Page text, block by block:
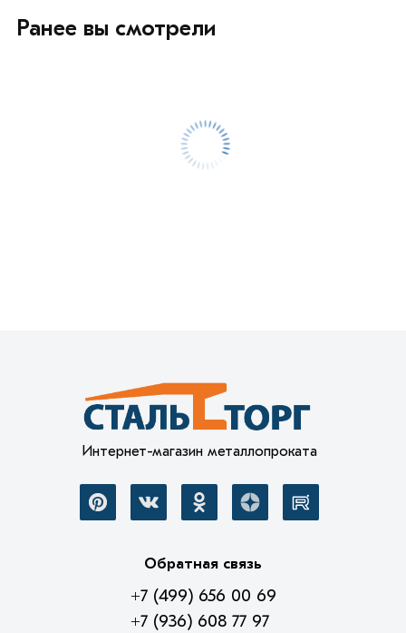
Ранее вы смотрели
Интернет-магазин металлопроката
Обратная связь
+7 (499) 656 00 69
+7 (936) 608 77 97